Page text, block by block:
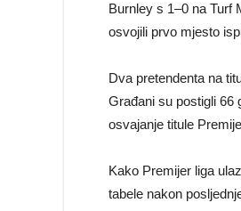
Burnley s 1–0 na Turf
osvojili prvo mjesto
Dva pretendenta na
Građani su postigli 66
osvajanje titule
Kako Premijer liga
tabele nakon